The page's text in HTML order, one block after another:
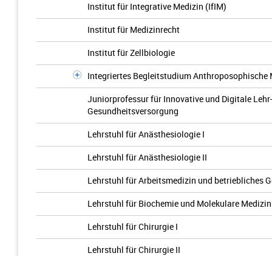
Institut für Integrative Medizin (IfIM)
Institut für Medizinrecht
Institut für Zellbiologie
Integriertes Begleitstudium Anthroposophische
Juniorprofessur für Innovative und Digitale
Gesundheitsversorgung
Lehrstuhl für Anästhesiologie I
Lehrstuhl für Anästhesiologie II
Lehrstuhl für Arbeitsmedizin und betriebliches
Lehrstuhl für Biochemie und Molekulare Medizin
Lehrstuhl für Chirurgie I
Lehrstuhl für Chirurgie II